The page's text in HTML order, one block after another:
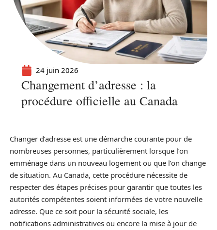
24 juin 2026
Changement d’adresse : la
procédure officielle au Canada
Changer d’adresse est une démarche courante pour de
nombreuses personnes, particulièrement lorsque l’on
emménage dans un nouveau logement ou que l’on change
de situation. Au Canada, cette procédure nécessite de
respecter des étapes précises pour garantir que toutes les
autorités compétentes soient informées de votre nouvelle
adresse. Que ce soit pour la sécurité sociale, les
notifications administratives ou encore la mise à jour de